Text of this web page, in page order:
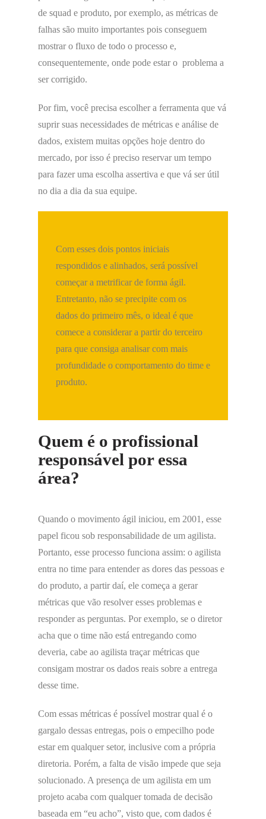
de squad e produto, por exemplo, as métricas de
falhas são muito importantes pois conseguem
mostrar o fluxo de todo o processo e,
consequentemente, onde pode estar o problema a
ser corrigido.
Por fim, você precisa escolher a ferramenta que vá
suprir suas necessidades de métricas e análise de
dados, existem muitas opções hoje dentro do
mercado, por isso é preciso reservar um tempo
para fazer uma escolha assertiva e que vá ser útil
no dia a dia da sua equipe.
Com esses dois pontos iniciais
respondidos e alinhados, será possível
começar a metrificar de forma ágil.
Entretanto, não se precipite com os
dados do primeiro mês, o ideal é que
comece a considerar a partir do terceiro
para que consiga analisar com mais
profundidade o comportamento do time e
produto.
Quem é o profissional
responsável por essa
área?
Quando o movimento ágil iniciou, em 2001, esse
papel ficou sob responsabilidade de um agilista.
Portanto, esse processo funciona assim: o agilista
entra no time para entender as dores das pessoas e
do produto, a partir daí, ele começa a gerar
métricas que vão resolver esses problemas e
responder as perguntas. Por exemplo, se o diretor
acha que o time não está entregando como
deveria, cabe ao agilista traçar métricas que
consigam mostrar os dados reais sobre a entrega
desse time.
Com essas métricas é possível mostrar qual é o
gargalo dessas entregas, pois o empecilho pode
estar em qualquer setor, inclusive com a própria
diretoria. Porém, a falta de visão impede que seja
solucionado. A presença de um agilista em um
projeto acaba com qualquer tomada de decisão
baseada em “eu acho”, visto que, com dados é